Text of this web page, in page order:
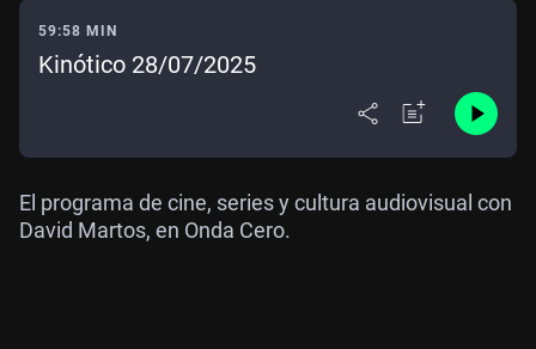
59:58 MIN
Kinótico 28/07/2025
El programa de cine, series y cultura audiovisual con
David Martos, en Onda Cero.